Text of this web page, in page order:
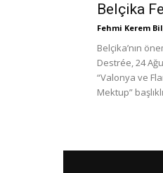
Belçika
Fehmi Kerem
Belçika’nın
Destrée, 24
“Valonya ve
Mektup”